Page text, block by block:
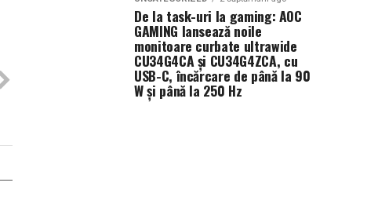
De la task-uri la gaming: AOC
GAMING lansează noile
monitoare curbate ultrawide
CU34G4CA și CU34G4ZCA, cu
USB-C, încărcare de până la 90
W și până la 250 Hz